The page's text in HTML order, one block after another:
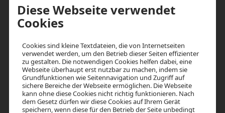
Diese Webseite verwendet
Cookies
Cookies sind kleine Textdateien, die von Internetseiten
verwendet werden, um den Betrieb dieser Seiten effizienter
zu gestalten. Die notwendigen Cookies helfen dabei, eine
Webseite überhaupt erst nutzbar zu machen, indem sie
Grundfunktionen wie Seitennavigation und Zugriff auf
sichere Bereiche der Webseite ermöglichen. Die Webseite
kann ohne diese Cookies nicht richtig funktionieren. Nach
dem Gesetz dürfen wir diese Cookies auf Ihrem Gerät
speichern, wenn diese für den Betrieb der Seite unbedingt